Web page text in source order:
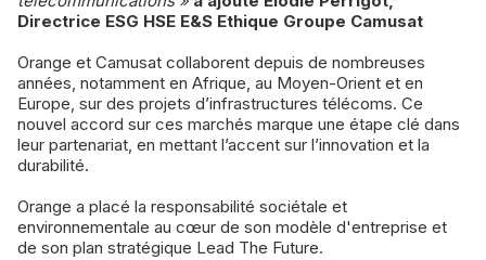
Directrice ESG HSE E&S Ethique Groupe Camusat
Orange et Camusat collaborent depuis de nombreuses
années, notamment en Afrique, au Moyen-Orient et en
Europe, sur des projets d’infrastructures télécoms. Ce
nouvel accord sur ces marchés marque une étape clé dans
leur partenariat, en mettant l’accent sur l’innovation et la
durabilité.
Orange a placé la responsabilité sociétale et
environnementale au cœur de son modèle d'entreprise et
de son plan stratégique Lead The Future.